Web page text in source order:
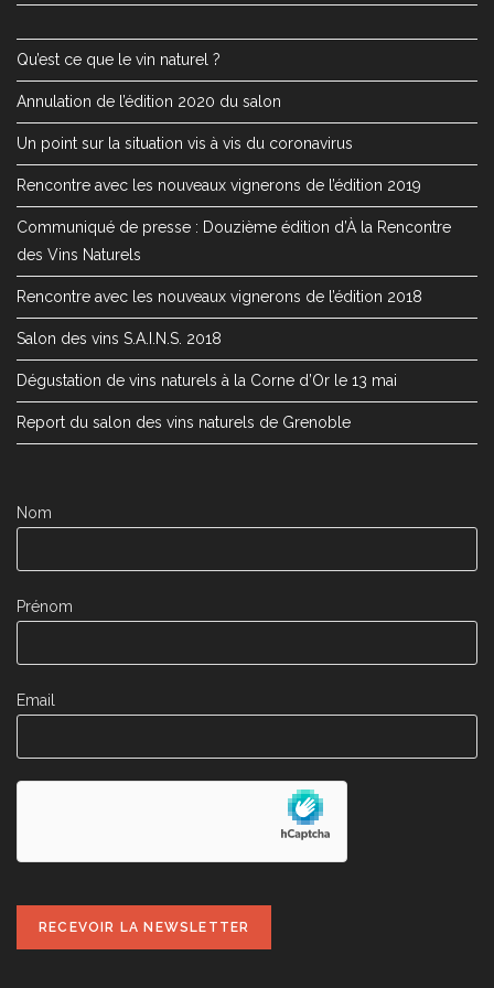
Qu’est ce que le vin naturel ?
Annulation de l’édition 2020 du salon
Un point sur la situation vis à vis du coronavirus
Rencontre avec les nouveaux vignerons de l’édition 2019
Communiqué de presse : Douzième édition d’À la Rencontre
des Vins Naturels
Rencontre avec les nouveaux vignerons de l’édition 2018
Salon des vins S.A.I.N.S. 2018
Dégustation de vins naturels à la Corne d’Or le 13 mai
Report du salon des vins naturels de Grenoble
Nom
Prénom
Email